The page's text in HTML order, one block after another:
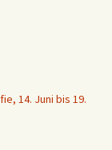
14. Juni bis 19.